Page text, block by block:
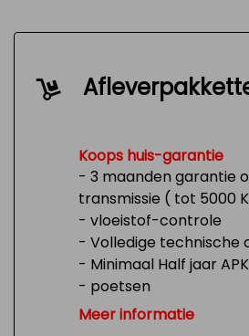
Koops huis-garantie
- 3 maanden garantie
transmissie ( tot 5000
- vloeistof-controle
- Volledige technische
- Minimaal Half jaar APK
- poetsen
- Tank 1/4 vol
Meer informatie